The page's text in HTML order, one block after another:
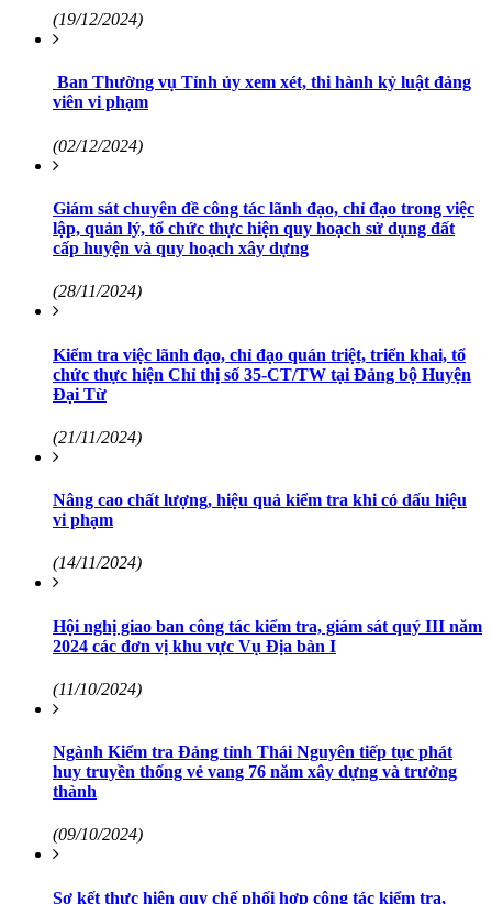
(19/12/2024)
Ban Thường vụ Tỉnh ủy xem xét, thi hành kỷ luật đảng
viên vi phạm
(02/12/2024)
Giám sát chuyên đề công tác lãnh đạo, chỉ đạo trong việc
lập, quản lý, tổ chức thực hiện quy hoạch sử dụng đất
cấp huyện và quy hoạch xây dựng
(28/11/2024)
Kiểm tra việc lãnh đạo, chỉ đạo quán triệt, triển khai, tổ
chức thực hiện Chỉ thị số 35-CT/TW tại Đảng bộ Huyện
Đại Từ
(21/11/2024)
Nâng cao chất lượng, hiệu quả kiểm tra khi có dấu hiệu
vi phạm
(14/11/2024)
Hội nghị giao ban công tác kiểm tra, giám sát quý III năm
2024 các đơn vị khu vực Vụ Địa bàn I
(11/10/2024)
Ngành Kiểm tra Đảng tỉnh Thái Nguyên tiếp tục phát
huy truyền thống vẻ vang 76 năm xây dựng và trưởng
thành
(09/10/2024)
Sơ kết thực hiện quy chế phối hợp công tác kiểm tra,